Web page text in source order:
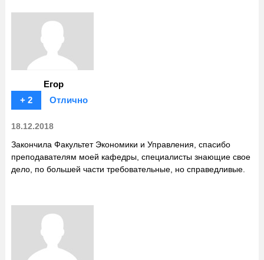
Егор
+ 2
Отлично
18.12.2018
Закончила Факультет Экономики и Управления, спасибо
преподавателям моей кафедры, специалисты знающие свое
дело, по большей части требовательные, но справедливые.